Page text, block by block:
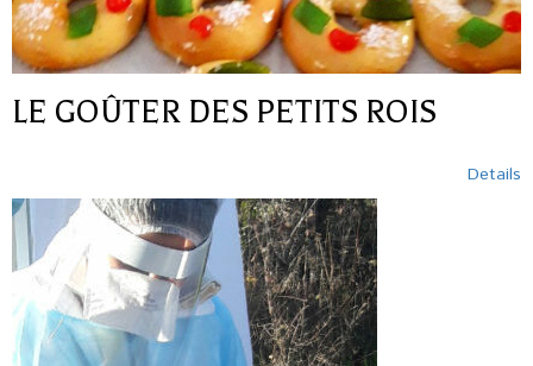
LE GOÛTER DES PETITS ROIS
Details